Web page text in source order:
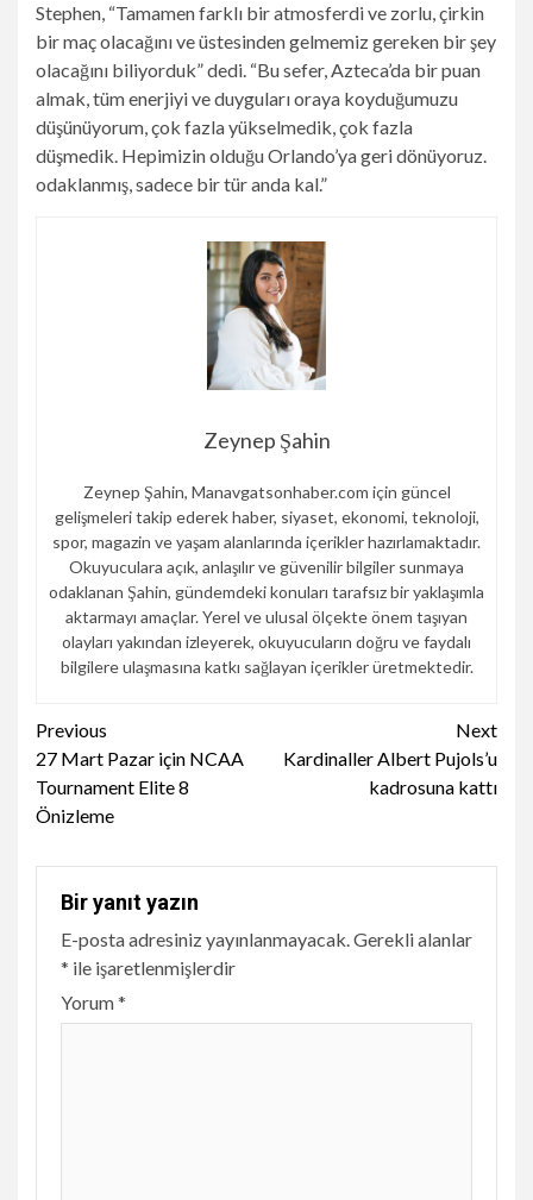
Stephen, “Tamamen farklı bir atmosferdi ve zorlu, çirkin
bir maç olacağını ve üstesinden gelmemiz gereken bir şey
olacağını biliyorduk” dedi. “Bu sefer, Azteca’da bir puan
almak, tüm enerjiyi ve duyguları oraya koyduğumuzu
düşünüyorum, çok fazla yükselmedik, çok fazla
düşmedik. Hepimizin olduğu Orlando’ya geri dönüyoruz.
odaklanmış, sadece bir tür anda kal.”
Zeynep Şahin
Zeynep Şahin, Manavgatsonhaber.com için güncel
gelişmeleri takip ederek haber, siyaset, ekonomi, teknoloji,
spor, magazin ve yaşam alanlarında içerikler hazırlamaktadır.
Okuyuculara açık, anlaşılır ve güvenilir bilgiler sunmaya
odaklanan Şahin, gündemdeki konuları tarafsız bir yaklaşımla
aktarmayı amaçlar. Yerel ve ulusal ölçekte önem taşıyan
olayları yakından izleyerek, okuyucuların doğru ve faydalı
bilgilere ulaşmasına katkı sağlayan içerikler üretmektedir.
Continue
Reading
Previous
27 Mart Pazar için NCAA
Tournament Elite 8
Önizleme
Next
Kardinaller Albert Pujols’u
kadrosuna kattı
Bir yanıt yazın
E-posta adresiniz yayınlanmayacak. Gerekli alanlar
* ile işaretlenmişlerdir
Yorum*